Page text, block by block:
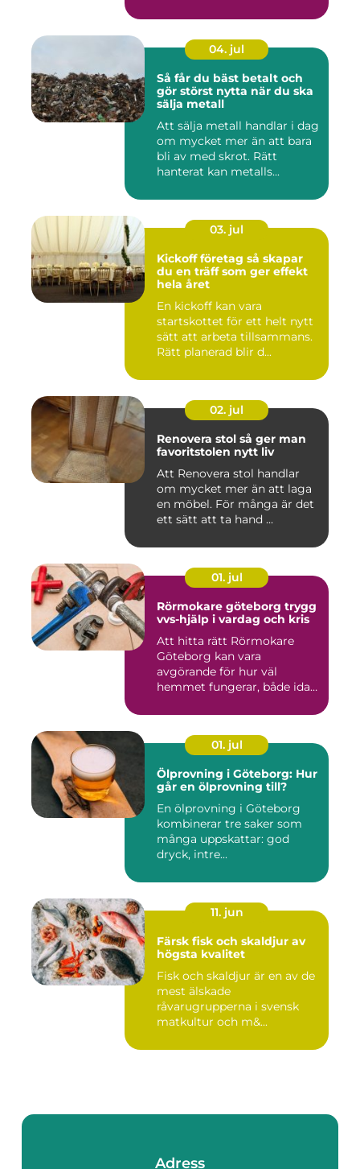
04. jul
Så får du bäst betalt och
gör störst nytta när du ska
sälja metall
Att sälja metall handlar i dag
om mycket mer än att bara
bli av med skrot. Rätt
hanterat kan metalls...
03. jul
Kickoff företag så skapar
du en träff som ger effekt
hela året
En kickoff kan vara
startskottet för ett helt nytt
sätt att arbeta tillsammans.
Rätt planerad blir d...
02. jul
Renovera stol så ger man
favoritstolen nytt liv
Att Renovera stol handlar
om mycket mer än att laga
en möbel. För många är det
ett sätt att ta hand ...
01. jul
Rörmokare göteborg trygg
vvs-hjälp i vardag och kris
Att hitta rätt Rörmokare
Göteborg kan vara
avgörande för hur väl
hemmet fungerar, både idag
01. jul
Ölprovning i Göteborg: Hur
går en ölprovning till?
En ölprovning i Göteborg
kombinerar tre saker som
många uppskattar: god
dryck, intre...
11. jun
Färsk fisk och skaldjur av
högsta kvalitet
Fisk och skaldjur är en av de
mest älskade
råvarugrupperna i svensk
matkultur och m&...
Adress